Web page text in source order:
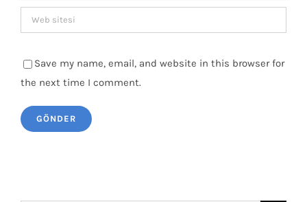
Save my name, email, and website in this browser for
the next time I comment.